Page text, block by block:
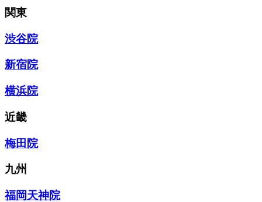
関東
渋谷院
新宿院
横浜院
近畿
梅田院
九州
福岡天神院